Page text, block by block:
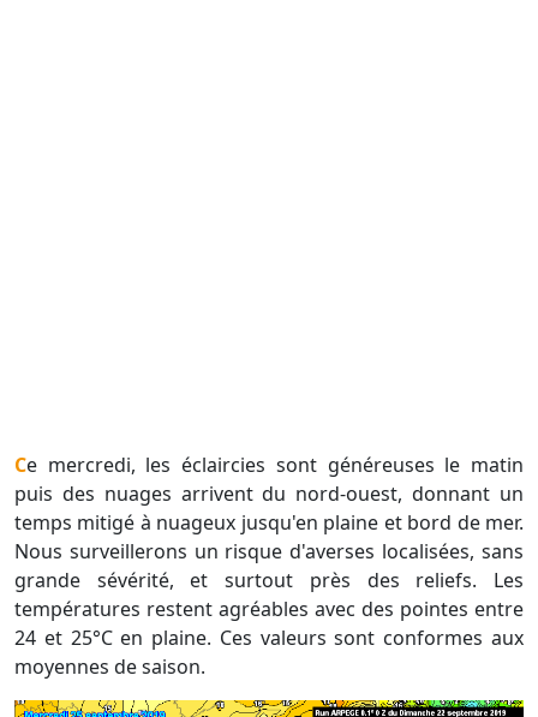
Ce mercredi, les éclaircies sont généreuses le matin
puis des nuages arrivent du nord-ouest, donnant un
temps mitigé à nuageux jusqu'en plaine et bord de mer.
Nous surveillerons un risque d'averses localisées, sans
grande sévérité, et surtout près des reliefs. Les
températures restent agréables avec des pointes entre
24 et 25°C en plaine. Ces valeurs sont conformes aux
moyennes de saison.